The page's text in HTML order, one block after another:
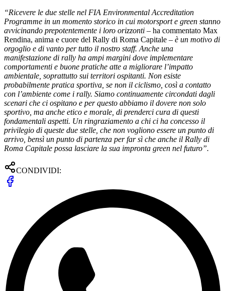
“Ricevere le due stelle nel FIA Environmental Accreditation
Programme in un momento storico in cui motorsport e green stanno
avvicinando prepotentemente i loro orizzonti – ha commentato Max
Rendina, anima e cuore del Rally di Roma Capitale – è un motivo di
orgoglio e di vanto per tutto il nostro staff. Anche una
manifestazione di rally ha ampi margini dove implementare
comportamenti e buone pratiche atte a migliorare l’impatto
ambientale, soprattutto sui territori ospitanti. Non esiste
probabilmente pratica sportiva, se non il ciclismo, così a contatto
con l’ambiente come i rally. Siamo continuamente circondati dagli
scenari che ci ospitano e per questo abbiamo il dovere non solo
sportivo, ma anche etico e morale, di prenderci cura di questi
fondamentali aspetti. Un ringraziamento a chi ci ha concesso il
privilegio di queste due stelle, che non vogliono essere un punto di
arrivo, bensì un punto di partenza per far sì che anche il Rally di
Roma Capitale possa lasciare la sua impronta green nel futuro”.
CONDIVIDI: